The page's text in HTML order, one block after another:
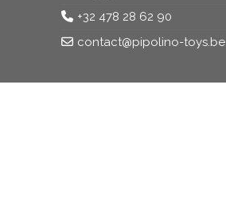
+32 478 28 62 90
contact@pipolino-toys.be